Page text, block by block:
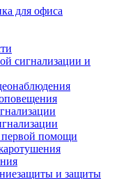
для офиса
сигнализации и
первой помощи
и защиты